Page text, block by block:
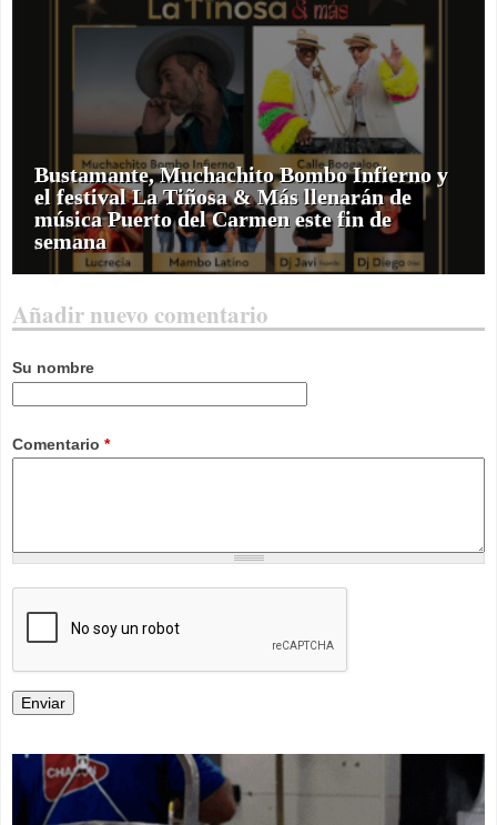
Bustamante, Muchachito Bombo Infierno y
el festival La Tiñosa & Más llenarán de
música Puerto del Carmen este fin de
semana
Añadir nuevo comentario
Su nombre
Comentario *